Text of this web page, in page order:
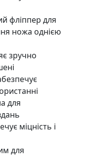
фліппер для
ножа однією
зручно
для
міцність і
для